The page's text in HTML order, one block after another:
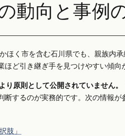
動向と事例
く市を含む石川県でも、親族内
ど引き継ぎ手を見つけやすい傾向
原則として公開されていません。
するのが実務的です。次の情報が
肢」